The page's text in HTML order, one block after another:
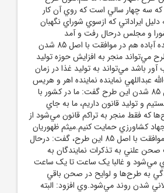
که سه چهار سالي است که روي آن کار
ايراداتي که ازسوي شوراي نگهبان
و مجلس درحال رفت و آمد
است.رحيم زارع نماينده آباده هم در موافقت با اصل 85 شدن
مي‌تواند منجر به افزايش حوزه توليد
باشد مي‌تواند به توليد غذا در زمان
عبداللهي نماينده نماينده اهر و هريس
نيز در مخالفت با اصل 85 شدن اين طرح گفت: ما در کشور با
و توليد قانون داريم، ما به جاي
که فقط منجر به تراکم قانون مي‌شود از
کشاورزي حمايت کنيم.ميثم ظهوريان
نماينده مشهد هم در موافقت با اصل 85 اين طرح، گفت: درحال
علني به تذکرات نمايندگان به
مي‌شود و غالبا يک ساعت تا يک ساعت
به طرح‌ها و لوايح در صحن باقي
شدن روند مي‌شود.وي افزود: البته